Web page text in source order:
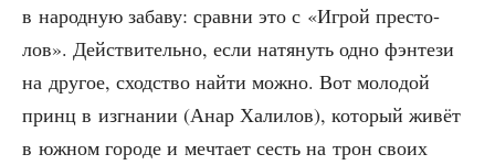
в народ­ную заба­ву: срав­ни это с «Игрой пре­сто­
лов». Дей­стви­тель­но, если натя­нуть одно фэн­те­зи
на дру­гое, сход­ство най­ти мож­но. Вот моло­дой
принц в изгна­нии (Анар Хали­лов), кото­рый живёт
в южном горо­де и меч­та­ет сесть на трон сво­их